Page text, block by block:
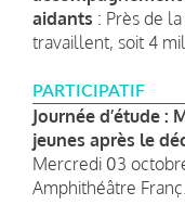
aidants : Près de
travaillent, soit 4
PARTICIPATIF
Journée d’étude :
jeunes après le
Mercredi 03
Amphithéâtre Franç...